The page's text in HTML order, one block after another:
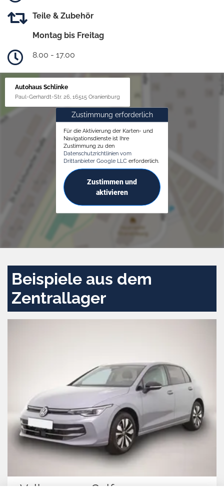
Teile & Zubehör
Montag bis Freitag
8.00 - 17.00
Autohaus Schlinke
Paul-Gerhardt-Str. 26, 16515 Oranienburg
Zustimmung erforderlich
Für die Aktivierung der Karten- und
Navigationsdienste ist Ihre
Zustimmung zu den
Datenschutzrichtlinien vom
Drittanbieter Google LLC erforderlich.
Zustimmen und
aktivieren
Beispiele aus dem
Zentrallager